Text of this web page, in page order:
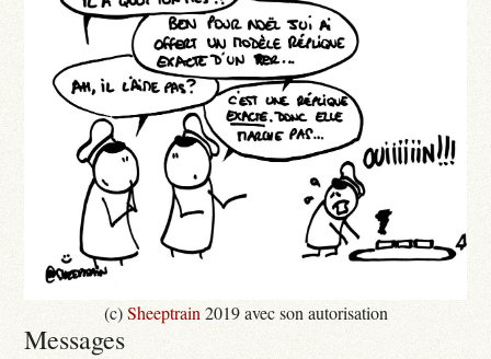
(c)Sheeptrain 2019 avec son autorisation
Messages